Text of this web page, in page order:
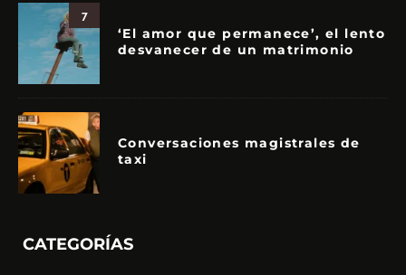
7
‘El amor que permanece’, el lento
desvanecer de un matrimonio
Conversaciones magistrales de
taxi
CATEGORÍAS